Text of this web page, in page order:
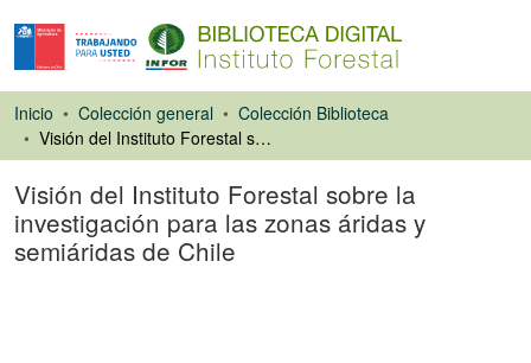
Inicio Colección general
Colección Biblioteca
Visión del Instituto Forestal sobre la investigación para las zonas áridas y semiáridas de Chile
Visión del Instituto Forestal sobre la
investigación para las zonas áridas y
semiáridas de Chile